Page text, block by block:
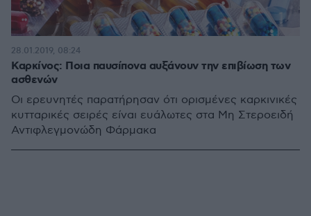
Καρκίνος: Ποια παυσίπονα αυξάνουν την επιβίωση των
ασθενών
Οι ερευνητές παρατήρησαν ότι ορισμένες καρκινικές
κυτταρικές σειρές είναι ευάλωτες στα Μη Στεροειδή
Αντιφλεγμονώδη Φάρμακα
28.01.2019, 08:24